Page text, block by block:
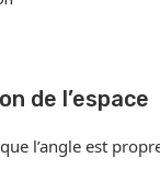
de l’espace
l’angle est